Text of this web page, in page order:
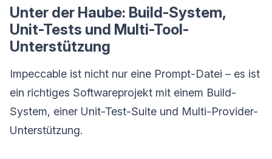
Unter der Haube: Build-System,
Unit-Tests und Multi-Tool-
Unterstützung
Impeccable ist nicht nur eine Prompt-Datei – es ist
ein richtiges Softwareprojekt mit einem Build-
System, einer Unit-Test-Suite und Multi-Provider-
Unterstützung.